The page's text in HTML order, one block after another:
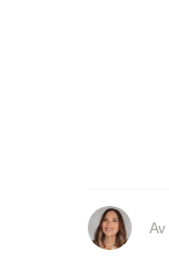
Av